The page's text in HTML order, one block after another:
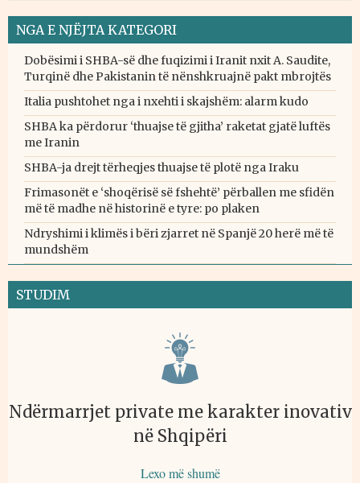
NGA E NJËJTA KATEGORI
Dobësimi i SHBA-së dhe fuqizimi i Iranit nxit A. Saudite,
Turqinë dhe Pakistanin të nënshkruajnë pakt mbrojtës
Italia pushtohet nga i nxehti i skajshëm: alarm kudo
SHBA ka përdorur ‘thuajse të gjitha’ raketat gjatë luftës
me Iranin
SHBA-ja drejt tërheqjes thuajse të plotë nga Iraku
Frimasonët e ‘shoqërisë së fshehtë’ përballen me sfidën
më të madhe në historinë e tyre: po plaken
Ndryshimi i klimës i bëri zjarret në Spanjë 20 herë më të
mundshëm
STUDIM
Ndërmarrjet private me karakter inovativ
në Shqipëri
Lexo më shumë